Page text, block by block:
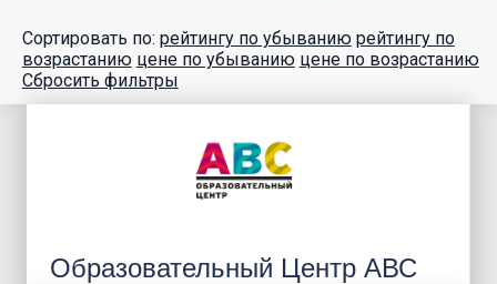
Сортировать по: рейтингу по убыванию рейтингу по
возрастанию цене по убыванию цене по возрастанию
Сбросить фильтры
Образовательный Центр АВС